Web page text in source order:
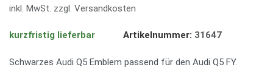
inkl. MwSt. zzgl. Versandkosten
kurzfristig lieferbar Artikelnummer: 31647
Schwarzes Audi Q5 Emblem passend für den Audi Q5 FY.